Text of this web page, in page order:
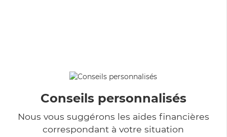
Conseils personnalisés
Nous vous suggérons les aides financières
correspondant à votre situation